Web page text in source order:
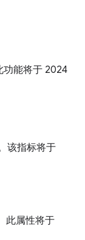
功能将于 2024
该指标将于
此属性将于